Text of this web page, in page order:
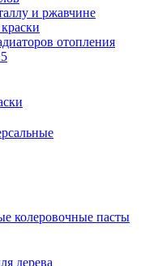
и ржавчине
отопления
колеровочные пасты
дерева